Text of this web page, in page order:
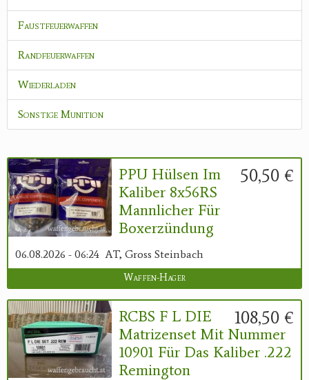
Faustfeuerwaffen
Randfeuerwaffen
Wiederladen
Sonstige Munition
50,50 €
PPU Hülsen Im
Kaliber 8x56RS
Mannlicher Für
Boxerzündung
06.08.2026 - 06:24 AT, Gross Steinbach
Waffen-Hager
108,50 €
RCBS F L DIE
Matrizenset Mit Nummer
10901 Für Das Kaliber .222
Remington